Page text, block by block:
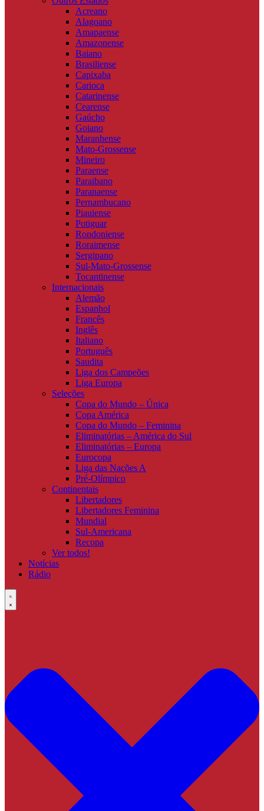
Acreano
Alagoano
Amapaense
Amazonense
Baiano
Brasiliense
Capixaba
Carioca
Catarinense
Cearense
Gaúcho
Goiano
Maranhense
Mato-Grossense
Mineiro
Paraense
Paraibano
Paranaense
Pernambucano
Piauiense
Potiguar
Rondoniense
Roraimense
Sergipano
Sul-Mato-Grossense
Tocantinense
Internacionais
Alemão
Espanhol
Francês
Inglês
Italiano
Português
Saudita
Liga dos Campeões
Liga Europa
Seleções
Copa do Mundo – Única
Copa América
Copa do Mundo – Feminina
Eliminatórias – América do Sul
Eliminatórias – Europa
Eurocopa
Liga das Nações A
Pré-Olímpico
Continentais
Libertadores
Libertadores Feminina
Mundial
Sul-Americana
Recopa
Ver todos!
Notícias
Rádio